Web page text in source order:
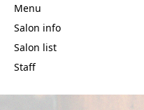
Menu
Salon info
Salon list
Staff